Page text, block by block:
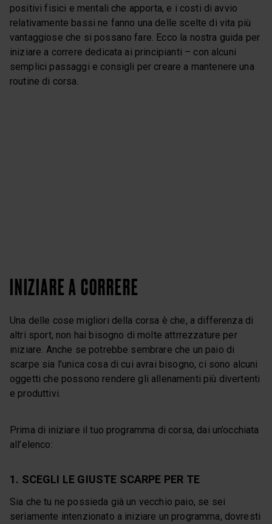
positivi fisici e mentali che apporta, e i costi di avvio
relativamente bassi ne fanno una delle scelte di vita più
vantaggiose che si possano fare. Ecco la nostra guida per
iniziare a correre dedicata ai principianti – con alcuni
semplici passaggi e consigli per creare a mantenere una
routine di corsa.
INIZIARE A CORRERE
Una delle cose migliori della corsa è che, a differenza di
altri sport, non hai bisogno di molte attrrezzature per
iniziare. Anche se potrebbe sembrare che un paio di
scarpe sia l’unica cosa di cui avrai bisogno, ci sono alcuni
oggetti che possono rendere gli allenamenti più divertenti
e produttivi.
Prima di iniziare il tuo programma di corsa, dai un’occhiata
all’elenco:
1. SCEGLI LE GIUSTE SCARPE PER TE
Sia che tu ne possieda già un vecchio paio, se sei
seriamente intenzionato a iniziare un programma, dovresti